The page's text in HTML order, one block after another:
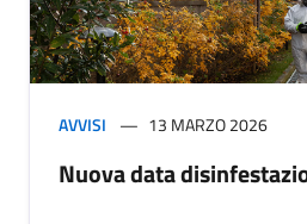
AVVISI 13 MARZO 2026
Nuova data